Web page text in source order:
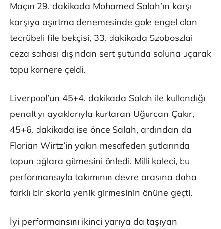
Maçın 29. dakikada Mohamed Salah’ın karşı
karşıya aşırtma denemesinde gole engel olan
tecrübeli file bekçisi, 33. dakikada Szoboszlai
ceza sahası dışından sert şutunda soluna uçarak
topu kornere çeldi.
Liverpool’un 45+4. dakikada Salah ile kullandığı
penaltıyı ayaklarıyla kurtaran Uğurcan Çakır,
45+6. dakikada ise önce Salah, ardından da
Florian Wirtz’in yakın mesafeden şutlarında
topun ağlara gitmesini önledi. Milli kaleci, bu
performansıyla takımının devre arasına daha
farklı bir skorla yenik girmesinin önüne geçti.
İyi performansını ikinci yarıya da taşıyan